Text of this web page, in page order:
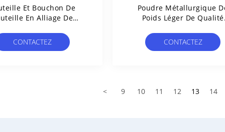
Et Bouchon De
En Alliage De
Dispositifs Médicaux
CONTACTEZ
Poudre Métallurgique
Poids Léger De Qualité
CONTACTEZ
< 9 10 11 12 13 14